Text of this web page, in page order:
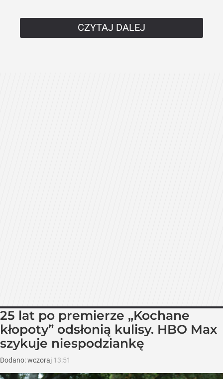
CZYTAJ DALEJ
25 lat po premierze „Kochane
kłopoty” odsłonią kulisy. HBO Max
szykuje niespodziankę
Dodano:wczoraj 13:51